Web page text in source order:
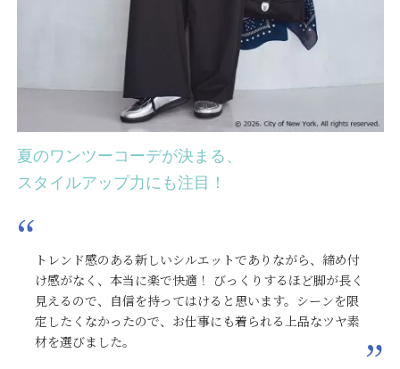
夏のワンツーコーデが決まる、
スタイルアップ力にも注目！
トレンド感のある新しいシルエットでありながら、締め付
け感がなく、本当に楽で快適！ びっくりするほど脚が長く
見えるので、自信を持ってはけると思います。シーンを限
定したくなかったので、お仕事にも着られる上品なツヤ素
材を選びました。